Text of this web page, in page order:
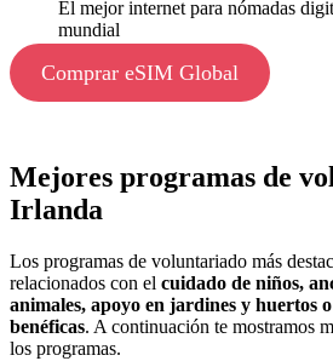
El mejor internet para nómadas
mundial
Comprar eSIM Global
Mejores programas de
Irlanda
Los programas de voluntariado más
relacionados con el cuidado de niños,
animales, apoyo en jardines y huertos
benéficas. A continuación te mostramos
los programas.